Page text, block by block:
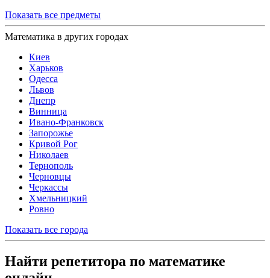
Показать все предметы
Математика в других городах
Киев
Харьков
Одесса
Львов
Днепр
Винница
Ивано-Франковск
Запорожье
Кривой Рог
Николаев
Тернополь
Черновцы
Черкассы
Хмельницкий
Ровно
Показать все города
Найти репетитора по математике